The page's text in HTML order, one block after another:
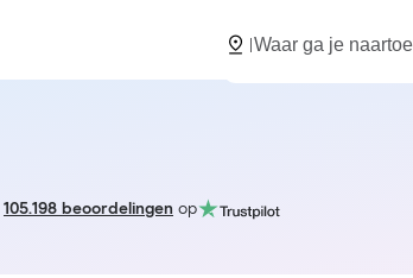
105.198 beoordelingen op